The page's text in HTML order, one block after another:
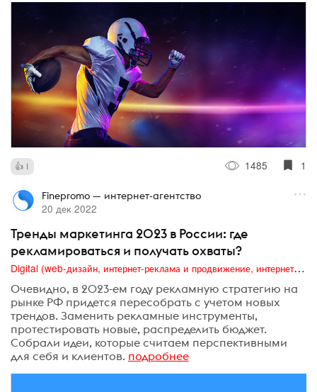
1 1485 1
Finepromo — интернет-агентство
20 дек 2022
Тренды маркетинга 2023 в России: где
рекламироваться и получать охваты?
Digital (web-дизайн, интернет-реклама и продвижение, интернет-сообщества и блоги, интернет-коммуникации, мобильный маркетинг, реклама на цифровых экранах)
Очевидно, в 2023-ем году рекламную стратегию на
рынке РФ придется пересобрать с учетом новых
трендов. Заменить рекламные инструменты,
протестировать новые, распределить бюджет.
Собрали идеи, которые считаем перспективными
для себя и клиентов. подробнее